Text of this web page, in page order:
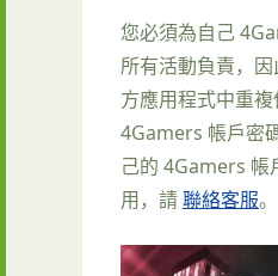
您必須為自己
所有活動負責，
方應用程式中重
4Gamers 帳戶密
己的 4Gamers 帳
用，請聯絡客服。